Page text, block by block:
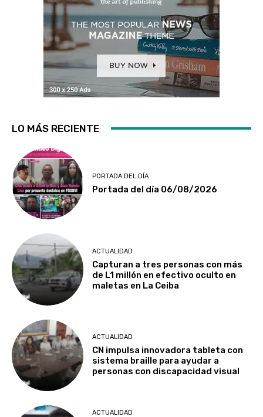
LO MÁS RECIENTE
PORTADA DEL DÍA
Portada del día 06/08/2026
ACTUALIDAD
Capturan a tres personas con más
de L1 millón en efectivo oculto en
maletas en La Ceiba
ACTUALIDAD
CN impulsa innovadora tableta con
sistema braille para ayudar a
personas con discapacidad visual
ACTUALIDAD